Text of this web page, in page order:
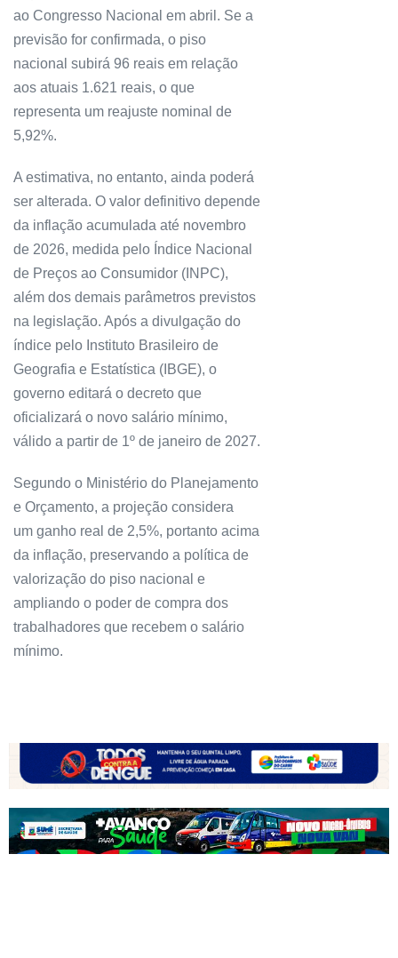
ao Congresso Nacional em abril. Se a
previsão for confirmada, o piso
nacional subirá 96 reais em relação
aos atuais 1.621 reais, o que
representa um reajuste nominal de
5,92%.
A estimativa, no entanto, ainda poderá
ser alterada. O valor definitivo depende
da inflação acumulada até novembro
de 2026, medida pelo Índice Nacional
de Preços ao Consumidor (INPC),
além dos demais parâmetros previstos
na legislação. Após a divulgação do
índice pelo Instituto Brasileiro de
Geografia e Estatística (IBGE), o
governo editará o decreto que
oficializará o novo salário mínimo,
válido a partir de 1º de janeiro de 2027.
Segundo o Ministério do Planejamento
e Orçamento, a projeção considera
um ganho real de 2,5%, portanto acima
da inflação, preservando a política de
valorização do piso nacional e
ampliando o poder de compra dos
trabalhadores que recebem o salário
mínimo.